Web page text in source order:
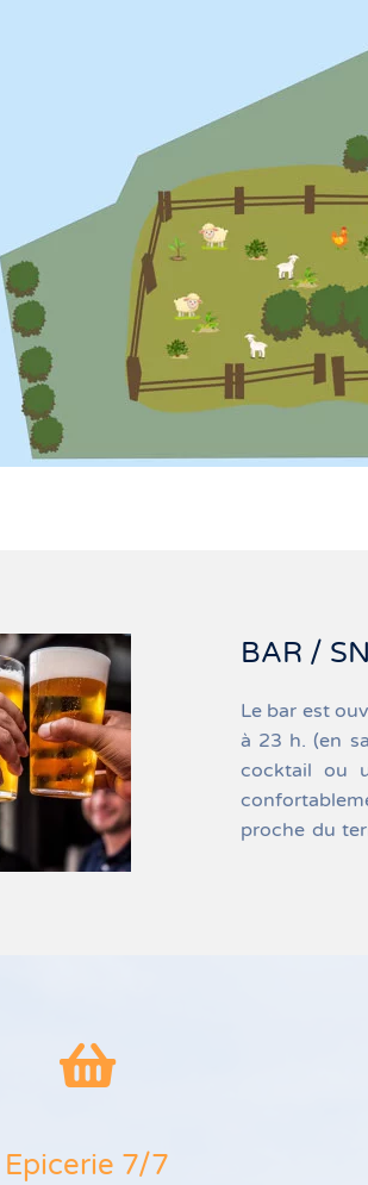
BAR /
Le bar est
à 23 h. (en
cocktail ou
proche du
pourrez
que nos
long de votre
le
propose un
pour une
les soirs des
galettes,
Epicerie 7/7